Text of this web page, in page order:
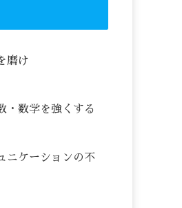
磨け
・数学を強くする
ニケーションの不